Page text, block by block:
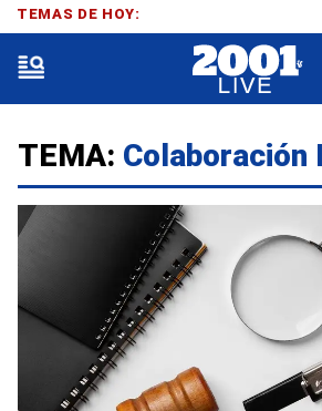
TEMA: Colaboración
TEMAS DE HOY: